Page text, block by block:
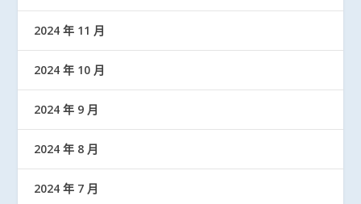
2024 年 11 月
2024 年 10 月
2024 年 9 月
2024 年 8 月
2024 年 7 月